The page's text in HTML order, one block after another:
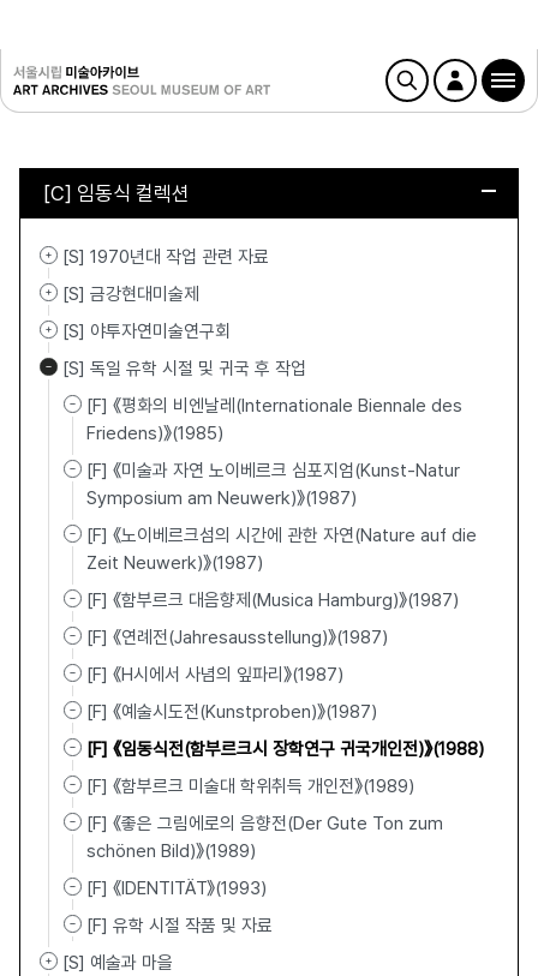
[C] 임동식 컬렉션
[S] 1970년대 작업 관련 자료
[S] 금강현대미술제
[S] 야투자연미술연구회
[S] 독일 유학 시절 및 귀국 후 작업
[F] 《평화의 비엔날레(Internationale Biennale des
Friedens)》(1985)
[F] 《미술과 자연 노이베르크 심포지엄(Kunst-Natur
Symposium am Neuwerk)》(1987)
[F] 《노이베르크섬의 시간에 관한 자연(Nature auf die
Zeit Neuwerk)》(1987)
[F] 《함부르크 대음향제(Musica Hamburg)》(1987)
[F] 《연례전(Jahresausstellung)》(1987)
[F] 《H시에서 사념의 잎파리》(1987)
[F] 《예술시도전(Kunstproben)》(1987)
[F] 《임동식전(함부르크시 장학연구 귀국개인전)》(1988)
[F] 《함부르크 미술대 학위취득 개인전》(1989)
[F] 《좋은 그림에로의 음향전(Der Gute Ton zum
schönen Bild)》(1989)
[F] 《IDENTITÄT》(1993)
[F] 유학 시절 작품 및 자료
[S] 예술과 마을